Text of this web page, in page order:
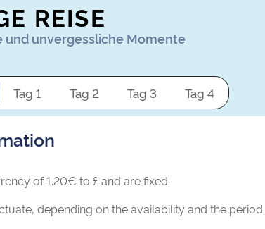
REISE
und unvergessliche Momente
Tag 1 Tag 2 Tag 3 Tag 4
of 1.20€ to £ and are fixed.
depending on the availability and the period.